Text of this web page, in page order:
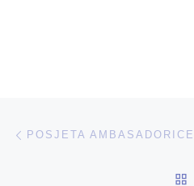
Post navigation